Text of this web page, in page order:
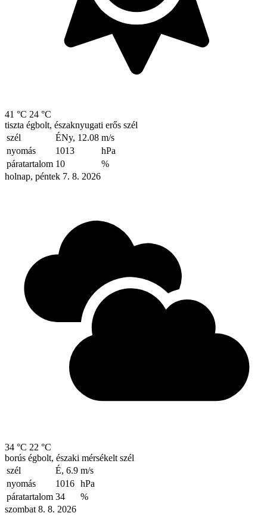
41 °C 24 °C
tiszta égbolt, északnyugati erős szél
szél
ÉNy, 12.08 m/s
nyomás
1013
hPa
páratartalom 10
%
holnap, péntek 7. 8. 2026
34 °C 22 °C
borús égbolt, északi mérsékelt szél
szél
É, 6.9 m/s
nyomás
1016 hPa
páratartalom 34
%
szombat 8. 8. 2026